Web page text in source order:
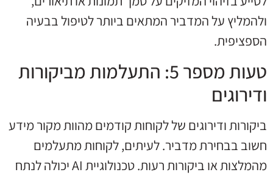
ולהמליץ על המדביר המתאים ביותר לטיפול בבעיה
הספציפית.
טעות מספר 5: התעלמות מביקורות
ודירוגים
ביקורות ודירוגים של לקוחות קודמים מהוות מקור מידע
חשוב בבחירת מדביר. לעיתים, לקוחות מתעלמים
מהמלצות או ביקורות רעות. טכנולוגיית AI יכולה לנתח